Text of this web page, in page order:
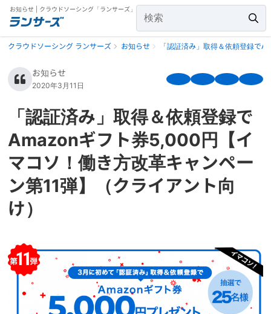
お知らせ | クラウドソーシング「ランサーズ」
クラウドソーシング ランサーズ お知らせ 「認証済み」取得＆依頼登録で
お知らせ
2020年3月11日
「認証済み」取得＆依頼登録で
Amazonギフト券5,000円【イ
マコソ！働き方改革キャンペー
ン第11弾】（クライアント向
け）